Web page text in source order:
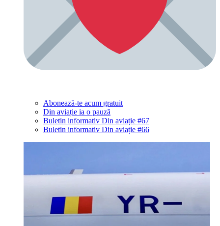
Abonează-te acum gratuit
Din aviație ia o pauză
Buletin informativ Din aviație #67
Buletin informativ Din aviație #66